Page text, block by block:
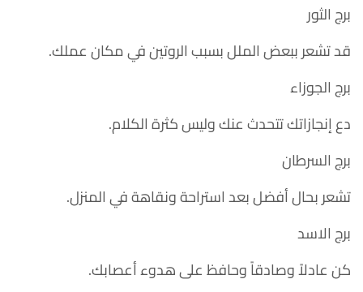
برج الثور
قد تشعر ببعض الملل بسبب الروتين في مكان عملك.
برج الجوزاء
دع إنجازاتك تتحدث عنك وليس كثرة الكلام.
برج السرطان
تشعر بحال أفضل بعد استراحة ونقاهة في المنزل.
برج الاسد
كن عادلاً وصادقاً وحافظ على هدوء أعصابك.